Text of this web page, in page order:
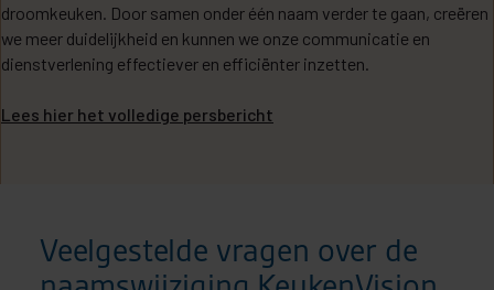
droomkeuken. Door samen onder één naam verder te gaan, creëren
we meer duidelijkheid en kunnen we onze communicatie en
dienstverlening effectiever en efficiënter inzetten.
Lees hier het volledige persbericht
Veelgestelde vragen over de